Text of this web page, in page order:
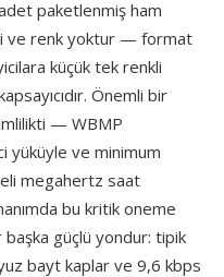
paketlenmiş ham
ve renk yoktur — format
küçük tek renkli
Önemli bir
— WBMP
yüküyle ve minimum
megahertz saat
bu kritik oneme
güçlü yondur: tipik
bayt kaplar ve 9,6 kbps